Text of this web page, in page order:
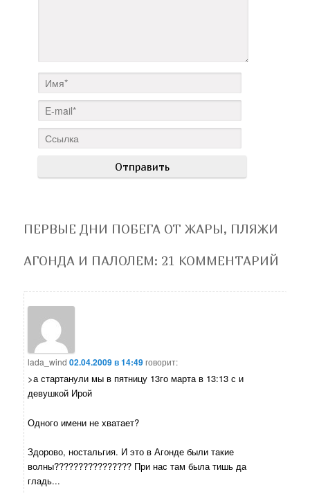
ПЕРВЫЕ ДНИ ПОБЕГА ОТ ЖАРЫ, ПЛЯЖИ
АГОНДА И ПАЛОЛЕМ: 21 КОММЕНТАРИЙ
lada_wind 02.04.2009 в 14:49говорит:
>а стартанули мы в пятницу 13го марта в 13:13 с и
девушкой Ирой
Одного имени не хватает?
Здорово, ностальгия. И это в Агонде были такие
волны???????????????? При нас там была тишь да
гладь...